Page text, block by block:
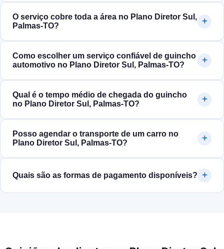
O serviço cobre toda a área no Plano Diretor Sul,
Palmas‑TO?
Como escolher um serviço confiável de guincho
automotivo no Plano Diretor Sul, Palmas‑TO?
Qual é o tempo médio de chegada do guincho
no Plano Diretor Sul, Palmas‑TO?
Posso agendar o transporte de um carro no
Plano Diretor Sul, Palmas‑TO?
Quais são as formas de pagamento disponíveis?